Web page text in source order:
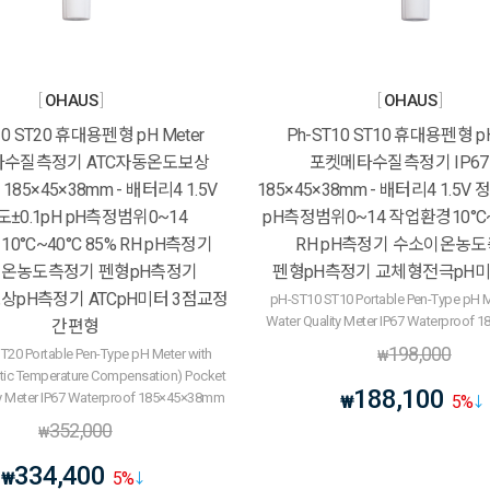
OHAUS
ST20 휴대용펜형 pH Meter
질측정기 ATC자동온도보상
- 배터리4 1.5V
±0.1pH pH측정범위0~14
85% RH pH측정기
농도측정기 펜형pH측정기
pH측정기 ATCpH미터 3점교정
간편형
Portable Pen-Type pH Meter with
Temperature Compensation) Pocket
Meter IP67 Waterproof 185×45×38mm
₩352,000
₩334,400 5%
OHAUS
Ph-ST10 ST10 휴대용펜형
포켓메타수질측정기
185×45×38mm - 배터리4 1.5V
pH측정범위0~14 작업환경
RH pH측정기 수소이온농
펜형pH측정기 교체형전극pH
pH-ST10 ST10 Portable Pen-Type pH
Water Quality Meter IP67 Waterproof
₩198,000
₩188,100 5%